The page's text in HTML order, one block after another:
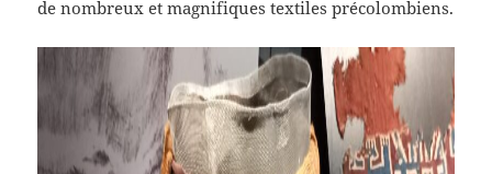
de nombreux et magnifiques textiles précolombiens.